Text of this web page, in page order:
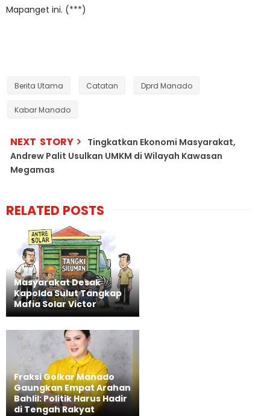
Mapanget ini. (***)
Berita Utama Catatan Dprd Manado
Kabar Manado
NEXT STORY
Tingkatkan Ekonomi Masyarakat,
Andrew Palit Usulkan UMKM di Wilayah Kawasan
Megamas
RELATED POSTS
Masyarakat Desak
Kapolda Sulut Tangkap
Mafia Solar Victor
Fraksi Golkar Manado
Gaungkan Empat Arahan
Bahlil: Politik Harus Hadir
di Tengah Rakyat